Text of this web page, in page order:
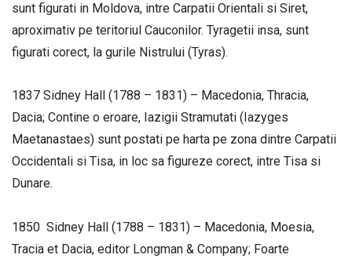
sunt figurati in Moldova, intre Carpatii Orientali si Siret,
aproximativ pe teritoriul Cauconilor. Tyragetii insa, sunt
figurati corect, la gurile Nistrului (Tyras).
1837 Sidney Hall (1788 – 1831) – Macedonia, Thracia,
Dacia; Contine o eroare, Iazigii Stramutati (Iazyges
Maetanastaes) sunt postati pe harta pe zona dintre Carpatii
Occidentali si Tisa, in loc sa figureze corect, intre Tisa si
Dunare.
1850 Sidney Hall (1788 – 1831) – Macedonia, Moesia,
Tracia et Dacia, editor Longman & Company; Foarte